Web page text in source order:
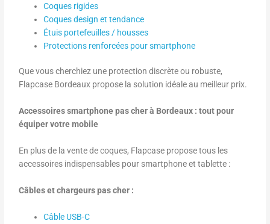
Coques rigides
Coques design et tendance
Étuis portefeuilles / housses
Protections renforcées pour smartphone
Que vous cherchiez une protection discrète ou robuste,
Flapcase Bordeaux propose la solution idéale au meilleur prix.
Accessoires smartphone pas cher à Bordeaux : tout pour
équiper votre mobile
En plus de la vente de coques, Flapcase propose tous les
accessoires indispensables pour smartphone et tablette :
Câbles et chargeurs pas cher :
Câble USB-C